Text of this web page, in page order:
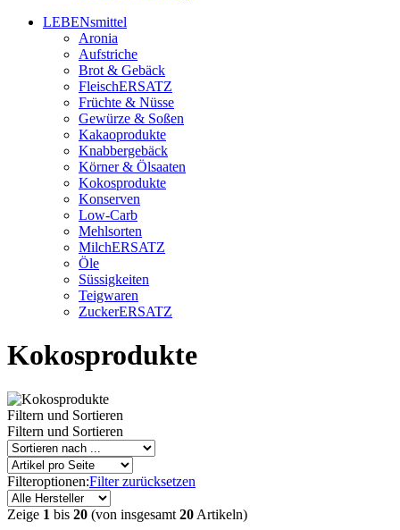
LEBENsmittel
Aronia
Aufstriche
Brot & Gebäck
FleischERSATZ
Früchte & Nüsse
Gewürze & Soßen
Kakaoprodukte
Knabbergebäck
Körner & Ölsaaten
Kokosprodukte
Konserven
Low-Carb
Mehlsorten
MilchERSATZ
Öle
Süssigkeiten
Teigwaren
ZuckerERSATZ
Kokosprodukte
Filtern und Sortieren
Filtern und Sortieren
Filteroptionen:Filter zurücksetzen
Zeige 1 bis 20 (von insgesamt 20 Artikeln)